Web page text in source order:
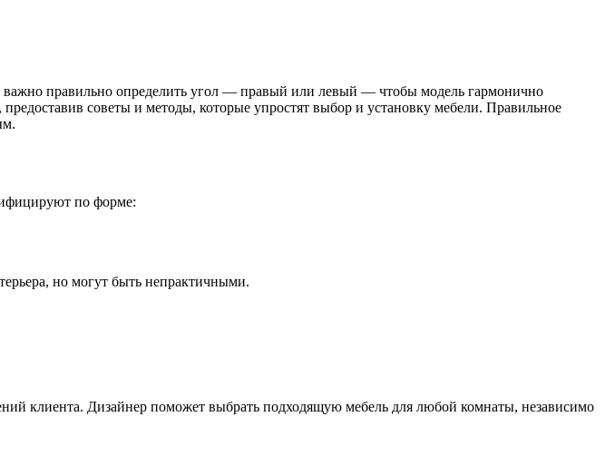
правильно определить угол — правый или левый — чтобы модель гармонично
советы и методы, которые упростят выбор и установку мебели. Правильное
по форме:
но могут быть непрактичными.
клиента. Дизайнер поможет выбрать подходящую мебель для любой комнаты, независимо